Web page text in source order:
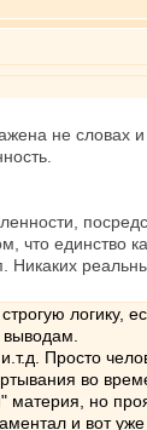
не словах
единство
Никаких
логику,
Просто
во
но
и вот